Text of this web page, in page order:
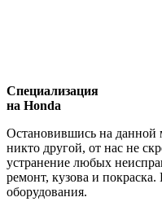
Специализация
на Honda
Остановившись на данной
никто другой, от нас не
устранение любых
ремонт, кузова и
оборудования.